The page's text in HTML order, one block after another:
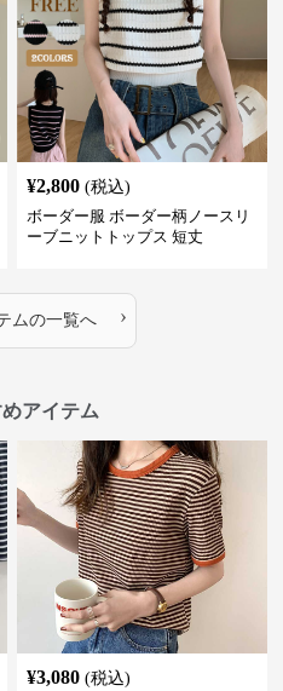
¥2,800 (税込)
ボーダー服 ボーダー柄ノースリ
ーブニットトップス 短丈
ムの一覧へ ›
アイテム
¥3,080 (税込)